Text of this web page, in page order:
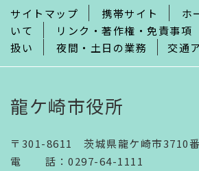
サイトマップ 携帯サイト
ホ
いて
リンク・著作権・免責事項
扱い
夜間・土日の業務 交通
龍ケ崎市役所
〒301-8611 茨城県龍ケ崎市3710
電話 ： 0297-64-1111